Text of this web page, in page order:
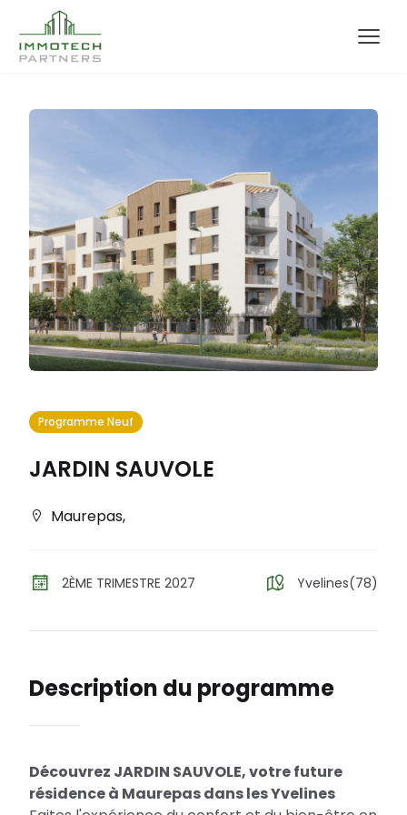
Programme Neuf
JARDIN SAUVOLE
Maurepas,
2ÈME TRIMESTRE 2027 Yvelines(78)
Description du programme
Découvrez JARDIN SAUVOLE, votre future
résidence à Maurepas dans les Yvelines